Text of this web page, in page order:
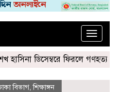
Toggle
ডিসেম্বরে ফিরলে গণহত্যার দায়
বিভাগ,শিক্ষাঙ্গন